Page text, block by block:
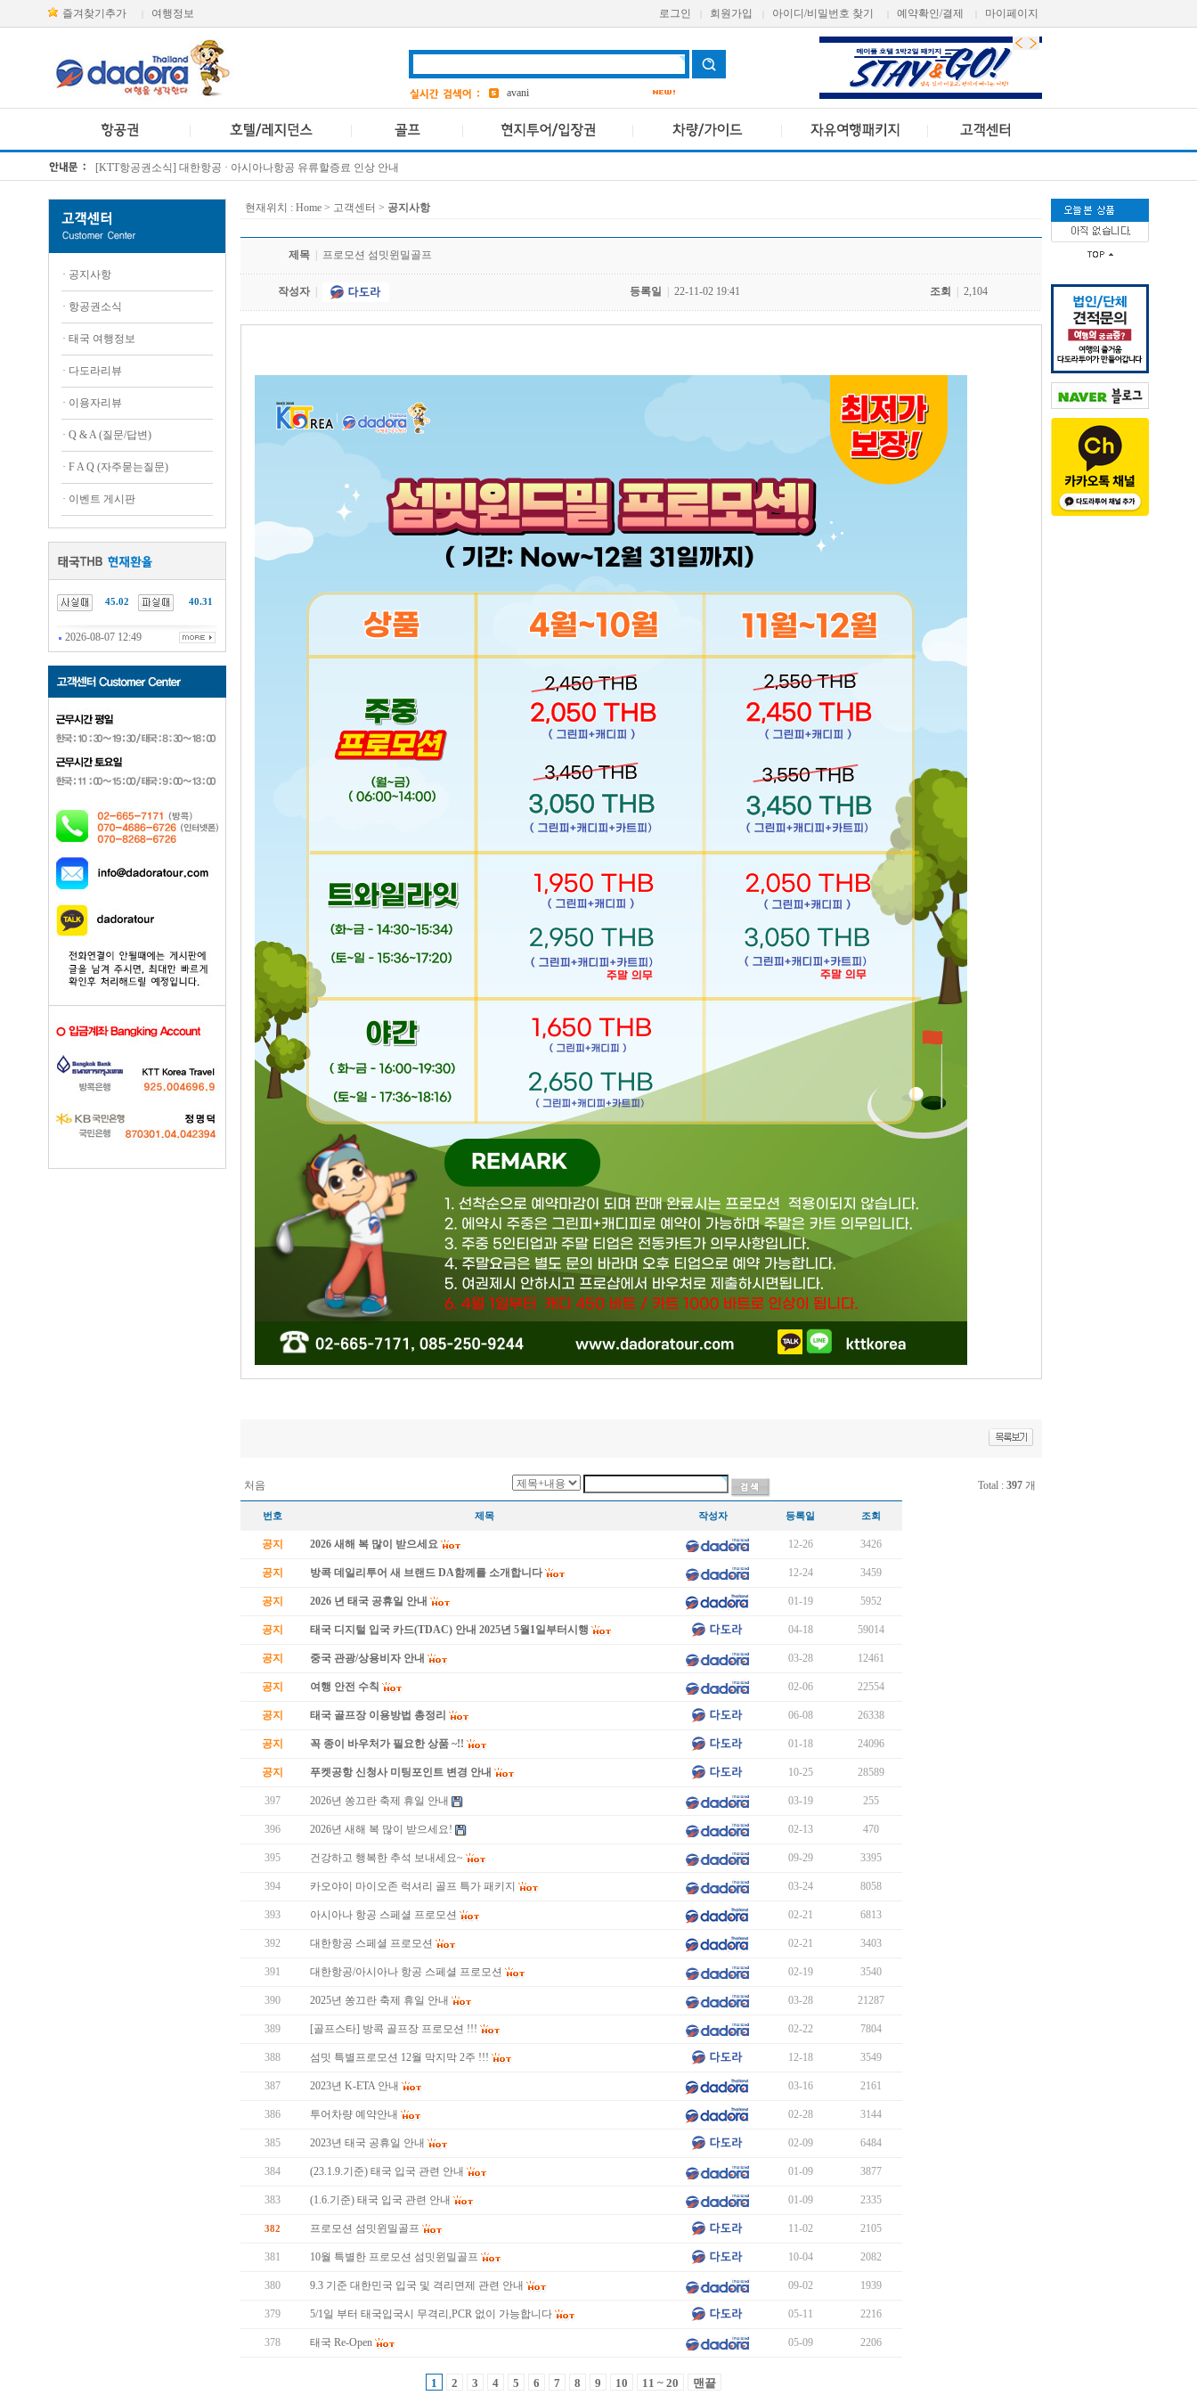
즐겨찾기추가 여행정보 로그인 회원가입 아이디/비밀번호 찾기 예약확인/결제 마이페이지
2
a one
bangkok
4
Pcr
avani
AETAS
[KTT항공권소식] 대한항공 · 아시아나항공 유류할증료 인상 안내
· 공지사항
· 항공권소식
· 태국 여행정보
· 다도라리뷰
· 이용자리뷰
· Q & A (질문/답변)
· F A Q (자주묻는질문)
· 이벤트 게시판
45.02 40.31
2026-08-07 12:49
현재위치 : Home > 고객센터 > 공지사항
제목 프로모션 섬밋윈밀골프
작성자 등록일 22-11-02 19:41 조회 2,104
처음 Total : 397 개
번호 제목 작성자 등록일 조회
공지 2026 새해 복 많이 받으세요 12-26 3426
공지 방콕 데일리투어 새 브랜드 DA함께를 소개합니다 12-24 3459
공지 2026 년 태국 공휴일 안내 01-19 5952
공지 태국 디지털 입국 카드(TDAC) 안내 2025년 5월1일부터시행 04-18 59014
공지 중국 관광/상용비자 안내 03-28 12461
공지 여행 안전 수칙 02-06 22554
공지 태국 골프장 이용방법 총정리 06-08 26338
공지 꼭 종이 바우처가 필요한 상품 ~!! 01-18 24096
공지 푸켓공항 신청사 미팅포인트 변경 안내 10-25 28589
397 2026년 쏭끄란 축제 휴일 안내 03-19 255
396 2026년 새해 복 많이 받으세요! 02-13 470
395 건강하고 행복한 추석 보내세요~ 09-29 3395
394 카오야이 마이오존 럭셔리 골프 특가 패키지 03-24 8058
393 아시아나 항공 스페셜 프로모션 02-21 6813
392 대한항공 스페셜 프로모션 02-21 3403
391 대한항공/아시아나 항공 스페셜 프로모션 02-19 3540
390 2025년 쏭끄란 축제 휴일 안내 03-28 21287
389 [골프스타] 방콕 골프장 프로모션 !!! 02-22 7804
388 섬밋 특별프로모션 12월 막지막 2주 !!! 12-18 3549
387 2023년 K-ETA 안내 03-16 2161
386 투어차량 예약안내 02-28 3144
385 2023년 태국 공휴일 안내 02-09 6484
384 (23.1.9.기준) 태국 입국 관련 안내 01-09 3877
383 (1.6.기준) 태국 입국 관련 안내 01-09 2335
382 프로모션 섬밋윈밀골프 11-02 2105
381 10월 특별한 프로모션 섬밋윈밀골프 10-04 2082
380 9.3 기준 대한민국 입국 및 격리면제 관련 안내 09-02 1939
379 5/1일 부터 태국입국시 무격리,PCR 없이 가능합니다 05-11 2216
378 태국 Re-Open 05-09 2206
1 2 3 4 5 6 7 8 9 10 11 ~ 20 맨끝